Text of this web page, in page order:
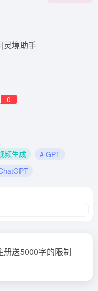
灵境助手
0
频生成
# GPT
送5000字的限制